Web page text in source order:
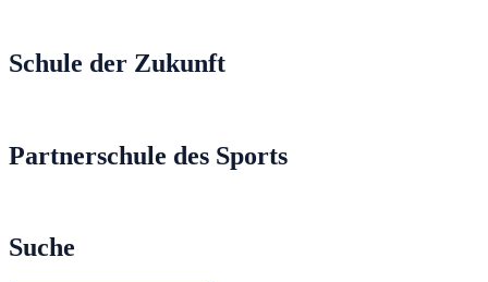
Schule der Zukunft
Partnerschule des Sports
Suche